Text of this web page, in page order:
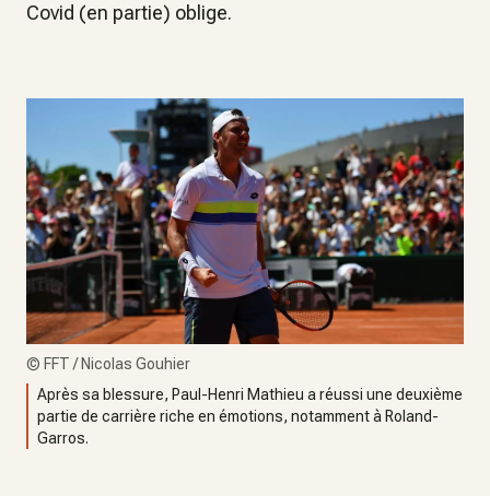
Covid (en partie) oblige.
© FFT / Nicolas Gouhier
Après sa blessure, Paul-Henri Mathieu a réussi une deuxième
partie de carrière riche en émotions, notamment à Roland-
Garros.